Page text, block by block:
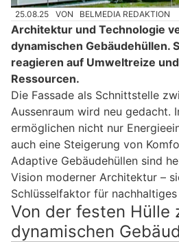
25.08.25 VON BELMEDIA REDAKTION
Architektur und Technologie
dynamischen Gebäudehüllen.
reagieren auf Umweltreize
Ressourcen.
Die Fassade als Schnittstelle
Aussenraum wird neu gedacht.
ermöglichen nicht nur
auch eine Steigerung von
Adaptive Gebäudehüllen sind
Vision moderner Architektur –
Schlüsselfaktor für nachhaltiges
Von der festen Hülle
dynamischen